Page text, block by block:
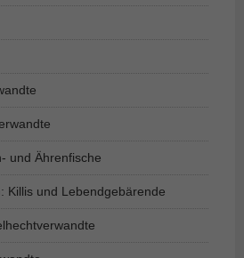
und Ährenfische
Killis und Lebendgebärende